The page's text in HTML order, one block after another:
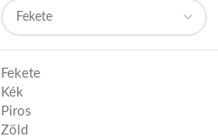
Fekete
Kék
Piros
Zöld